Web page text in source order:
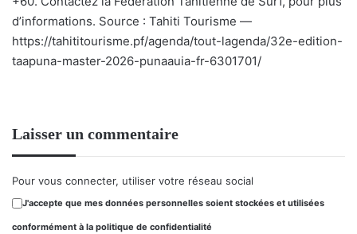
d’informations. Source : Tahiti Tourisme —
https://tahititourisme.pf/agenda/tout-lagenda/32e-edition-
taapuna-master-2026-punaauia-fr-6301701/
Laisser un commentaire
Pour vous connecter, utiliser votre réseau social
J'accepte que mes données personnelles soient stockées et utilisées
conformément à la politique de confidentialité